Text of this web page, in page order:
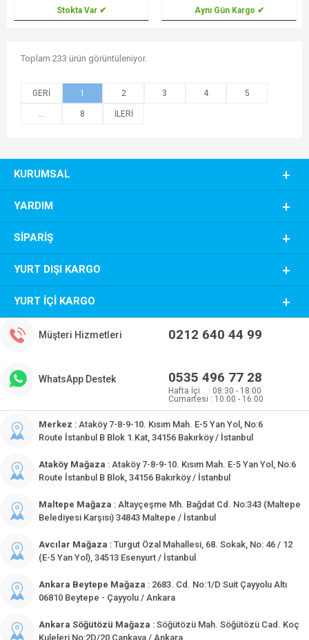
Stokta Var ✔ Aynı Gün Kargo ✔
Toplam 233 ürün görüntüleniyor.
1 2 3 4 5
... 8
KURUMSAL
YARDIM
SIPARIŞ
YURT DIŞI KARGO
YURT İÇI KARGO
Müşteri Hizmetleri 0212 640 44 99
WhatsApp Destek 0535 496 77 28
Hafta İçi : 08:30 - 18:00
Cumartesi : 10:00 - 16:00
Merkez : Ataköy 7-8-9-10. Kısım Mah. E-5 Yan Yol, No:6
Route İstanbul B Blok 1.Kat, 34156 Bakırköy / İstanbul
Ataköy Mağaza : Ataköy 7-8-9-10. Kısım Mah. E-5 Yan Yol, No:6
Route İstanbul B Blok, 34156 Bakırköy / İstanbul
Maltepe Mağaza : Altayçeşme Mh. Bağdat Cd. No:343 (Maltepe
Belediyesi Karşısı) 34843 Maltepe / İstanbul
Avcılar Mağaza : Turgut Özal Mahallesi, 68. Sokak, No: 46 / 12
(E-5 Yan Yol), 34513 Esenyurt / İstanbul
Ankara Beytepe Mağaza : 2683. Cd. No:1/D Suit Çayyolu Altı
06810 Beytepe - Çayyolu / Ankara
Ankara Söğütözü Mağaza : Söğütözü Mah. Söğütözü Cad. Koç
Kuleleri No:2D/20 Çankaya / Ankara